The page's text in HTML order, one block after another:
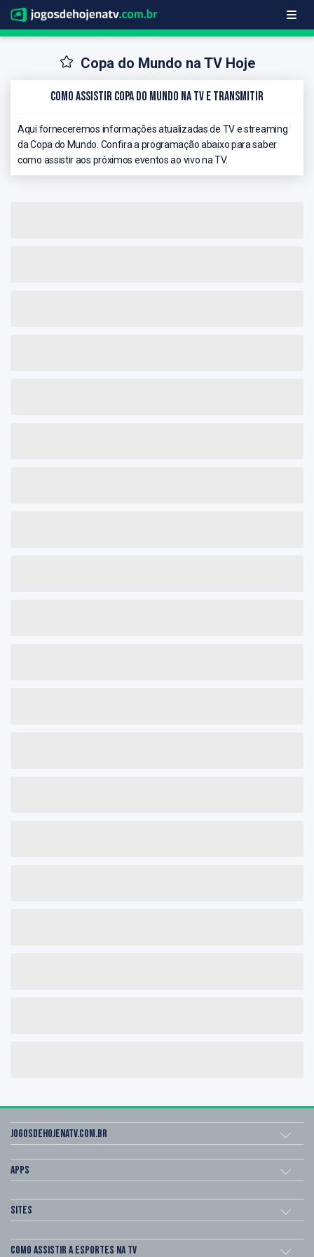
Copa do Mundo na TV Hoje
Como Assistir Copa do Mundo na TV e Transmitir
Aqui forneceremos informações atualizadas de TV e streaming
da Copa do Mundo. Confira a programação abaixo para saber
como assistir aos próximos eventos ao vivo na TV.
Jogosdehojenatv.com.br
Apps
Sites
Como assistir a esportes na TV